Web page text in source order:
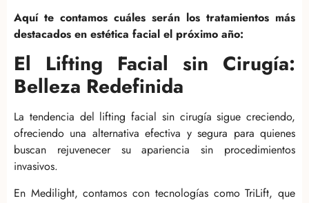
Aquí te contamos cuáles serán los tratamientos más
destacados en estética facial el próximo año:
El Lifting Facial sin Cirugía:
Belleza Redefinida
La tendencia del lifting facial sin cirugía sigue creciendo,
ofreciendo una alternativa efectiva y segura para quienes
buscan rejuvenecer su apariencia sin procedimientos
invasivos.
En Medilight, contamos con tecnologías como TriLift, que